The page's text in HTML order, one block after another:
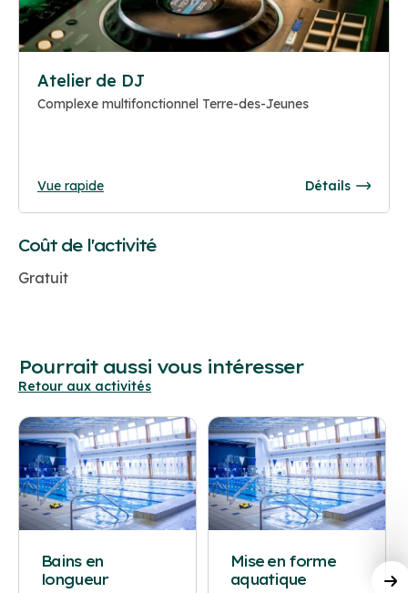
Atelier de DJ
Complexe multifonctionnel Terre-des-Jeunes
Vue rapide Détails
Coût de l'activité
Gratuit
Pourrait aussi vous intéresser
Retour aux activités
Bains en
longueur
Mise en forme
aquatique